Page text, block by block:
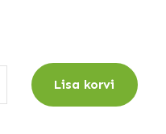
Lisa korvi